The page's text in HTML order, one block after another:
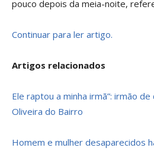
pouco depois da meia-noite,
Continuar para ler artigo.
Artigos relacionados
Ele raptou a minha irmã”: irmão
Oliveira do Bairro
Homem e mulher desaparecidos